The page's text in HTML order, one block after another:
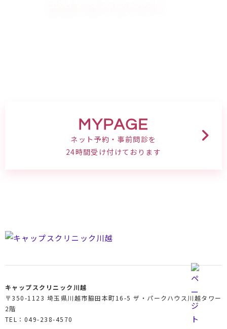
MYPAGE
ネット予約・事前問診を
24時間受け付けております
キャップスクリニック川越
〒350-1123 埼玉県川越市脇田本町16-5 ザ・パークハウス川越タワー
2階
TEL：049-238-4570